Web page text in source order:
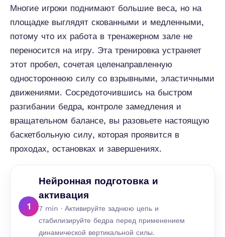
Многие игроки поднимают большие веса, но на
площадке выглядят скованными и медленными,
потому что их работа в тренажерном зале не
переносится на игру. Эта тренировка устраняет
этот пробел, сочетая целенаправленную
одностороннюю силу со взрывными, эластичными
движениями. Сосредоточившись на быстром
разгибании бедра, контроле замедления и
вращательном балансе, вы разовьете настоящую
баскетбольную силу, которая проявится в
проходах, остановках и завершениях.
1
Нейронная подготовка и
активация
7 min · Активируйте заднюю цепь и
стабилизируйте бедра перед применением
динамической вертикальной силы.